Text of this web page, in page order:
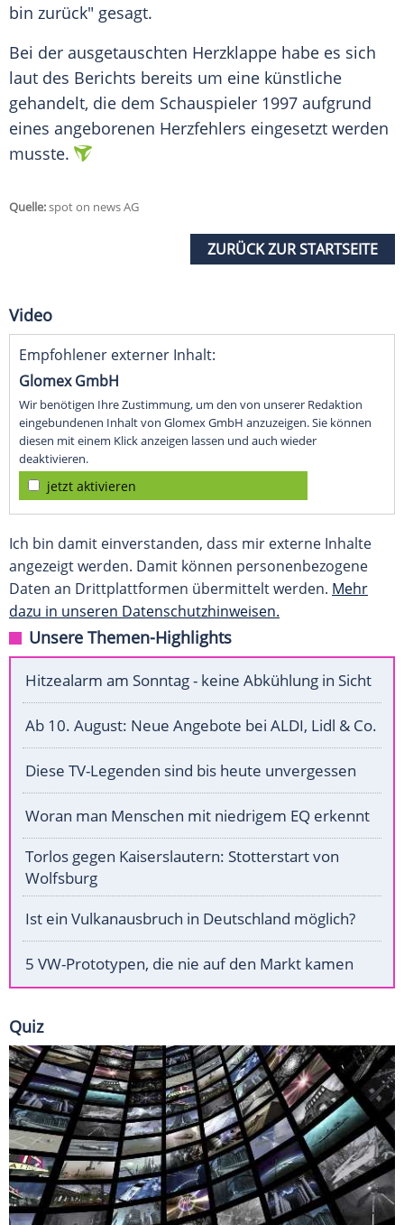
bin zurück" gesagt.
Bei der ausgetauschten Herzklappe habe es sich
laut des Berichts bereits um eine künstliche
gehandelt, die dem Schauspieler 1997 aufgrund
eines angeborenen Herzfehlers eingesetzt werden
musste.
Quelle:spot on news AG
ZURÜCK ZUR STARTSEITE
Video
Empfohlener externer Inhalt:
Glomex GmbH
Wir benötigen Ihre Zustimmung, um den von unserer Redaktion
eingebundenen Inhalt von Glomex GmbH anzuzeigen. Sie können
diesen mit einem Klick anzeigen lassen und auch wieder
deaktivieren.
jetzt aktivieren
Ich bin damit einverstanden, dass mir externe Inhalte
angezeigt werden. Damit können personenbezogene
Daten an Drittplattformen übermittelt werden. Mehr
dazu in unseren Datenschutzhinweisen.
Unsere Themen-Highlights
Hitzealarm am Sonntag - keine Abkühlung in Sicht
Ab 10. August: Neue Angebote bei ALDI, Lidl & Co.
Diese TV-Legenden sind bis heute unvergessen
Woran man Menschen mit niedrigem EQ erkennt
Torlos gegen Kaiserslautern: Stotterstart von
Wolfsburg
Ist ein Vulkanausbruch in Deutschland möglich?
5 VW-Prototypen, die nie auf den Markt kamen
Quiz